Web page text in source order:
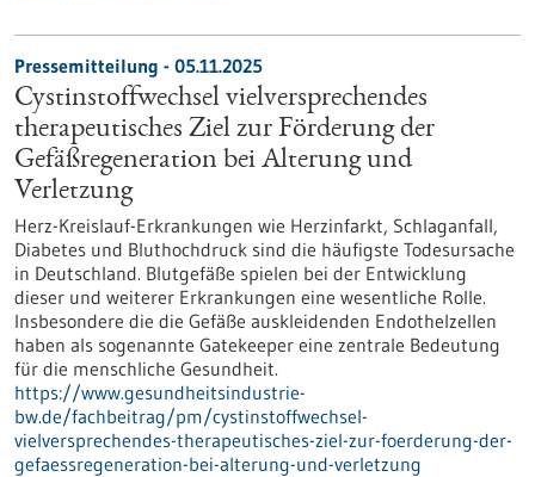
Pressemitteilung - 05.11.2025
Cystinstoffwechsel vielversprechendes
therapeutisches Ziel zur Förderung der
Gefäßregeneration bei Alterung und
Verletzung
Herz-Kreislauf-Erkrankungen wie Herzinfarkt, Schlaganfall,
Diabetes und Bluthochdruck sind die häufigste Todesursache
in Deutschland. Blutgefäße spielen bei der Entwicklung
dieser und weiterer Erkrankungen eine wesentliche Rolle.
Insbesondere die die Gefäße auskleidenden Endothelzellen
haben als sogenannte Gatekeeper eine zentrale Bedeutung
für die menschliche Gesundheit.
https://www.gesundheitsindustrie-
bw.de/fachbeitrag/pm/cystinstoffwechsel-
vielversprechendes-therapeutisches-ziel-zur-foerderung-der-
gefaessregeneration-bei-alterung-und-verletzung